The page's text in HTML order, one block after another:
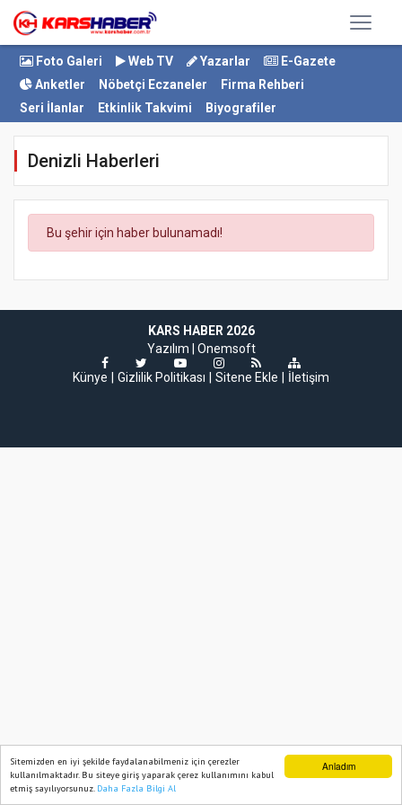
Anladım
Sitemizden en iyi şekilde faydalanabilmeniz için çerezler
kullanılmaktadır. Bu siteye giriş yaparak çerez kullanımını kabul
etmiş sayılıyorsunuz. Daha Fazla Bilgi Al
Foto Galeri Web TV Yazarlar
E-Gazete
Anketler
Nöbetçi Eczaneler
Firma Rehberi
Seri İlanlar
Etkinlik Takvimi Biyografiler
Denizli Haberleri
Bu şehir için haber bulunamadı!
KARS HABER 2026
Yazılım | Onemsoft
Künye
Gizlilik Politikası Sitene Ekle İletişim
Ana Sayfa Web TV